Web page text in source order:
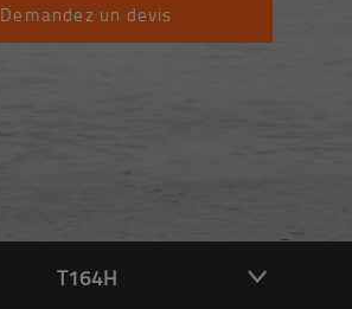
Demandez un devis
T164H